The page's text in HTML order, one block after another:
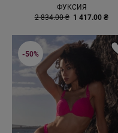
ФУКСИЯ
2 834.00 ₴ 1 417.00 ₴
-50%